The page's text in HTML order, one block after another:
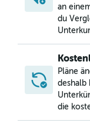
an
du
Pläne
deshalb
die